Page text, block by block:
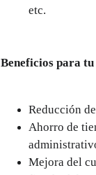
etc.
Beneficios para tu
Reducción
Ahorro de
Mejora del